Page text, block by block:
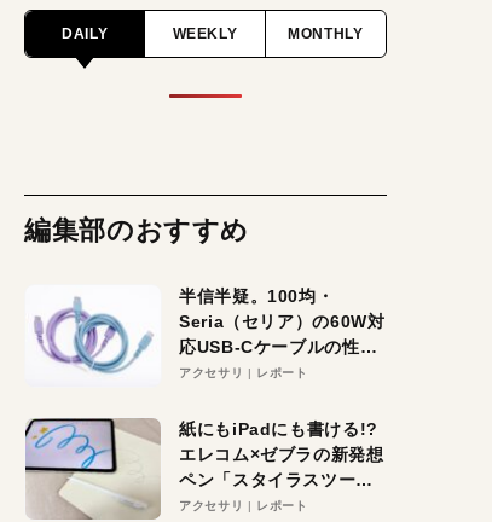
DAILY WEEKLY MONTHLY
編集部のおすすめ
半信半疑。100均・
Seria（セリア）の60W対
応USB-Cケーブルの性能
を検証。超コスパの1本を
アクセサリ レポート
紙にもiPadにも書ける!?
エレコム×ゼブラの新発想
ペン「スタイラスツーウ
ェイ」レビュー。持ち替
アクセサリ レポート